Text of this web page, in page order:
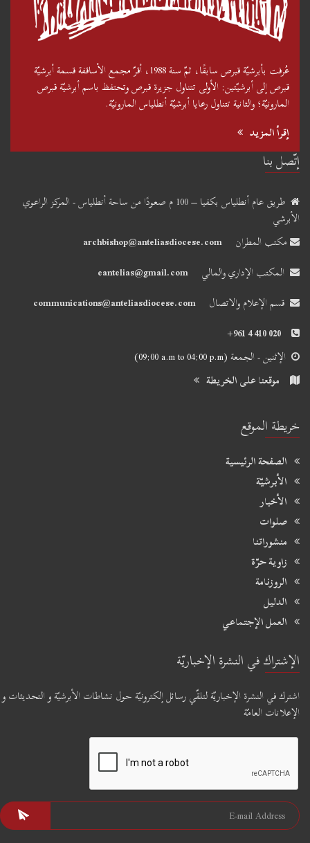
عُرفت بأبرشيّة قبرص سابقًا، ثمّ سنة 1988، أقرّ مجمع الأساقفة قسمة أبرشيّة
قبرص إلى أبرشيّتين: الأولى تتناول جزيرة قبرص وتحتفظ باسم أبرشيّة قبرص
المارونيّة؛ والثانية تتناول رعايا أبرشيّة أنطلياس المارونيّة.
إقرأ المزيد
إتّصل بنا
طريق عام أنطلياس بكفيا – 100 م صعودًا من ساحة أنطلياس - المركز الراعوي
الأبرشي
مكتب المطران
archbishop@anteliasdiocese.com
المكتب الإداري والمالي
eantelias@gmail.com
قسم الإعلام والاتصال
communications@anteliasdiocese.com
+961 4 410 020
الإثنين - الجمعة(09:00 a.m to 04:00 p.m)
موقعنا على الخريطة
خريطة الموقع
الصفحة الرئيسية
الأبرشيّة
الأخبار
صلوات
منشوراتنا
زاوية حرّة
الروزنامة
الدليل
العمل الإجتماعي
الإشتراك في النشرة الإخباريّة
اشترك في النشرة الإخباريّة لتلقّي رسائل إلكترونيّة حول نشاطات الأبرشيّة و التحديثات و
الإعلانات العامّة